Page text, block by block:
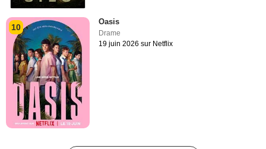
10
Oasis
Drame
19 juin 2026 sur Netflix